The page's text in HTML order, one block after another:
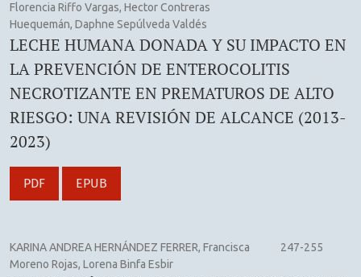
Florencia Riffo Vargas, Hector Contreras
Huequemán, Daphne Sepúlveda Valdés
LECHE HUMANA DONADA Y SU IMPACTO EN
LA PREVENCIÓN DE ENTEROCOLITIS
NECROTIZANTE EN PREMATUROS DE ALTO
RIESGO: UNA REVISIÓN DE ALCANCE (2013-
2023)
PDF EPUB
KARINA ANDREA HERNÁNDEZ FERRER, Francisca
Moreno Rojas, Lorena Binfa Esbir
247-255